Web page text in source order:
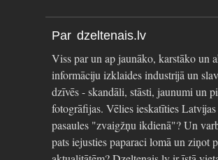
Par dzeltenais.lv
Viss par un ap jaunāko, karstāko un
informāciju izklaides industrijā un
dzīvēs - skandāli, stāsti, jaunumi un
fotogrāfijas. Vēlies ieskatīties Latvijas
pasaules "zvaigžņu ikdienā"? Un
pats iejusties paparaci lomā un ziņot